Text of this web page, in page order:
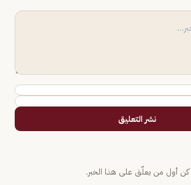
نشر التعليق
كن أول من يعلّق على هذا الخبر.